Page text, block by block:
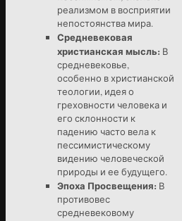
реализмом в восприятии
непостоянства мира.
Средневековая
христианская мысль: В
средневековье,
особенно в христианской
теологии, идея о
греховности человека и
его склонности к
падению часто вела к
пессимистическому
видению человеческой
природы и ее будущего.
Эпоха Просвещения: В
противовес
средневековому